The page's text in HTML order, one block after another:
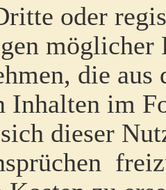
oder
möglicher
die
Inhalten im
dieser